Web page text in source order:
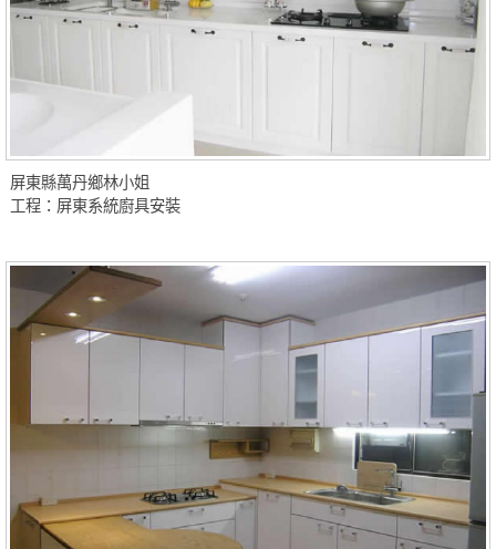
屏東縣萬丹鄉林小姐
工程：屏東系統廚具安裝